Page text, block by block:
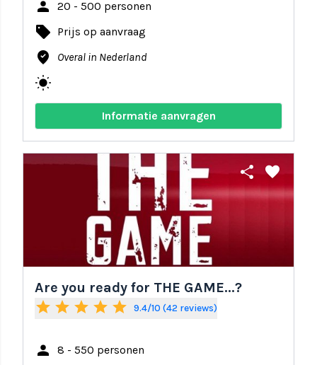
person 20 - 500 personen
local_offer Prijs op aanvraag
where_to_vote Overal in Nederland
wb_sunny
Informatie aanvragen
share favorite
Are you ready for THE GAME...?
star star star star star 9.4/10 (42 reviews)
person 8 - 550 personen